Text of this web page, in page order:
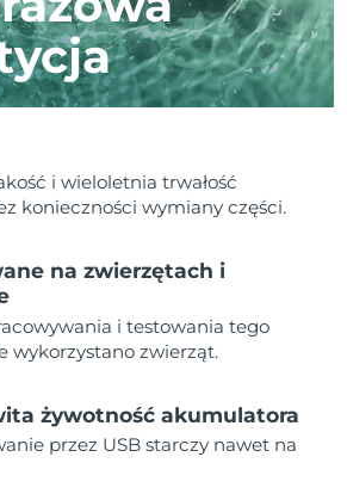
i wieloletnia trwałość
konieczności wymiany części.
na zwierzętach i
i testowania tego
wykorzystano zwierząt.
żywotność akumulatora
przez USB starczy nawet na